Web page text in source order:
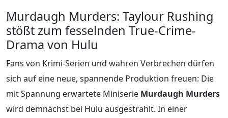
Murdaugh Murders: Taylour Rushing
stößt zum fesselnden True-Crime-
Drama von Hulu
Fans von Krimi-Serien und wahren Verbrechen dürfen
sich auf eine neue, spannende Produktion freuen: Die
mit Spannung erwartete Miniserie Murdaugh Murders
wird demnächst bei Hulu ausgestrahlt. In einer